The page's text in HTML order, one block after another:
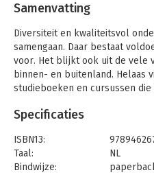
Samenvatting
Diversiteit en kwaliteitsvol
samengaan. Daar bestaat
voor. Het blijkt ook uit de vele
binnen- en buitenland. Helaas
studieboeken en cursussen
schoolleiders en van sociaal
dacht u dat racisme een kwestie
jonge kinderen elkaar niet
veel stilstaan bij raciale
Specificaties
ISBN13:
Taal:
NL
Bindwijze: